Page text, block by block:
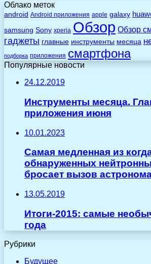
Облако меток
android Android приложения apple galaxy
samsung Sony xperia Обзор Обзор
гаджеты главные инструменты месяца
подборка приложения смартфона
Популярные новости
24.12.2019
Инструменты месяца.
приложения июня
10.01.2023
Самая медленная из
обнаруженных
бросает вызов
13.05.2019
Итоги-2015: самые
года
Рубрики
Будущее